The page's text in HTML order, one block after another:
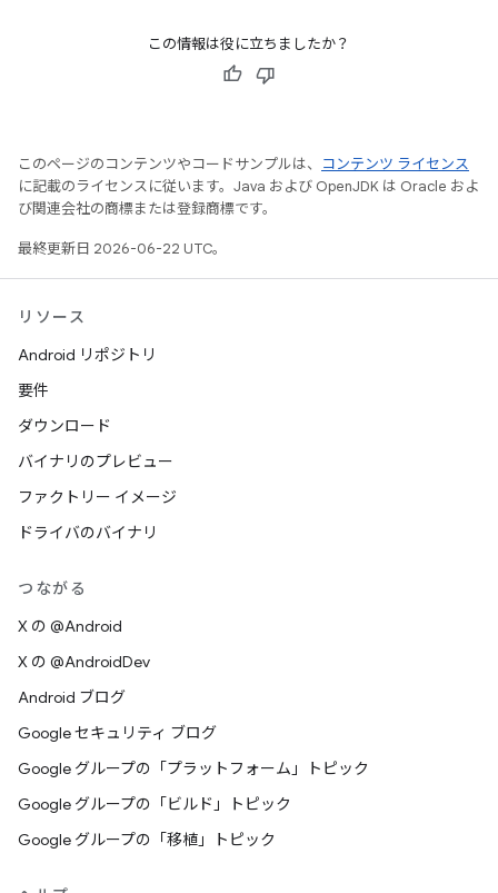
この情報は役に立ちましたか？
このページのコンテンツやコードサンプルは、
コンテンツ ライセンス
に記載のライセンスに従います。Java および OpenJDK は Oracle およ
び関連会社の商標または登録商標です。
最終更新日 2026-06-22 UTC。
リソース
Android リポジトリ
要件
ダウンロード
バイナリのプレビュー
ファクトリー イメージ
ドライバのバイナリ
つながる
X の @Android
X の @AndroidDev
Android ブログ
Google セキュリティ ブログ
Google グループの「プラットフォーム」トピック
Google グループの「ビルド」トピック
Google グループの「移植」トピック